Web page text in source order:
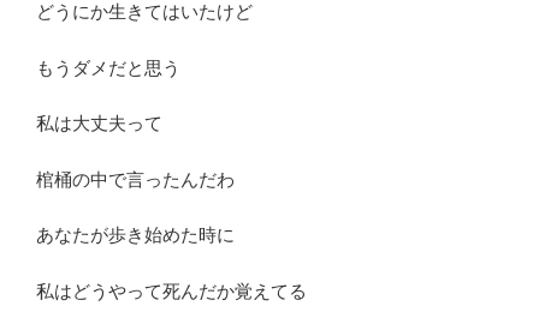
どうにか生きてはいたけど
もうダメだと思う
私は大丈夫って
棺桶の中で言ったんだわ
あなたが歩き始めた時に
私はどうやって死んだか覚えてる